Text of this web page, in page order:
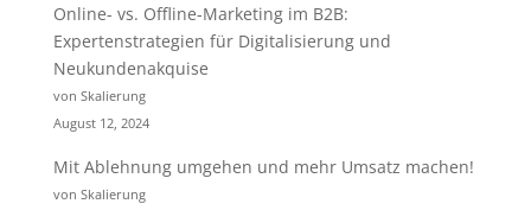
Online- vs. Offline-Marketing im B2B:
Expertenstrategien für Digitalisierung und
Neukundenakquise
von Skalierung
August 12, 2024
Mit Ablehnung umgehen und mehr Umsatz machen!
von Skalierung